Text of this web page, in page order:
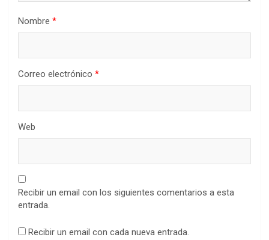
Nombre *
Correo electrónico *
Web
Recibir un email con los siguientes comentarios a esta
entrada.
Recibir un email con cada nueva entrada.